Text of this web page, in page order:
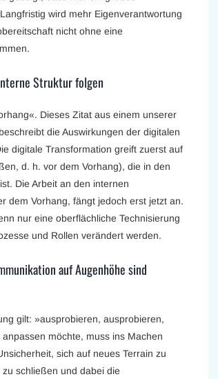
wird mehr Eigenverantwortung
nicht ohne eine
Struktur folgen
Dieses Zitat aus einem unserer
die Auswirkungen der digitalen
digitale Transformation greift zuerst auf
d. h. vor dem Vorhang), die in den
Die Arbeit an den internen
dem Vorhang, fängt jedoch erst jetzt an.
nur eine oberflächliche Technisierung
und Rollen verändert werden.
auf Augenhöhe sind
gilt: »ausprobieren, ausprobieren,
möchte, muss ins Machen
sich auf neues Terrain zu
schließen und dabei die